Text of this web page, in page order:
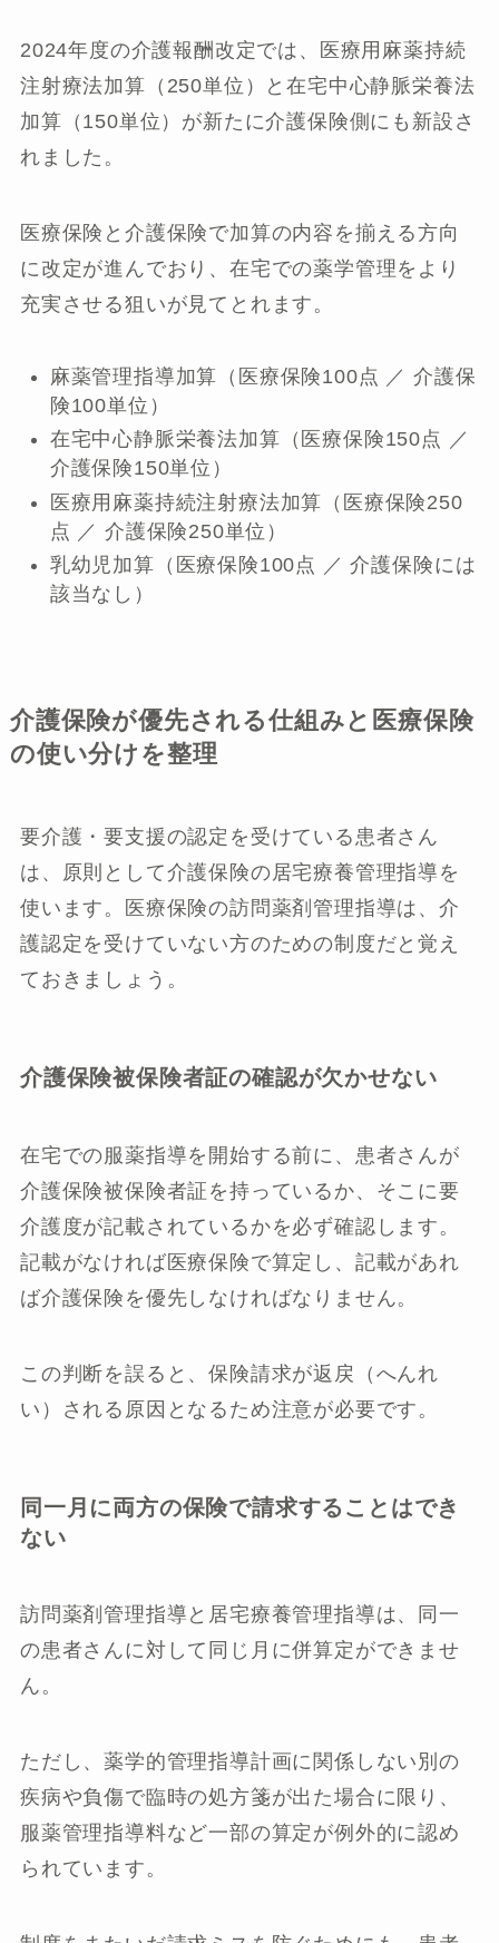
2024年度の介護報酬改定では、医療用麻薬持続
注射療法加算（250単位）と在宅中心静脈栄養法
加算（150単位）が新たに介護保険側にも新設さ
れました。
医療保険と介護保険で加算の内容を揃える方向
に改定が進んでおり、在宅での薬学管理をより
充実させる狙いが見てとれます。
麻薬管理指導加算（医療保険100点 ／ 介護保
険100単位）
在宅中心静脈栄養法加算（医療保険150点 ／
介護保険150単位）
医療用麻薬持続注射療法加算（医療保険250
点 ／ 介護保険250単位）
乳幼児加算（医療保険100点 ／ 介護保険には
該当なし）
介護保険が優先される仕組みと医療保険
の使い分けを整理
要介護・要支援の認定を受けている患者さん
は、原則として介護保険の居宅療養管理指導を
使います。医療保険の訪問薬剤管理指導は、介
護認定を受けていない方のための制度だと覚え
ておきましょう。
介護保険被保険者証の確認が欠かせない
在宅での服薬指導を開始する前に、患者さんが
介護保険被保険者証を持っているか、そこに要
介護度が記載されているかを必ず確認します。
記載がなければ医療保険で算定し、記載があれ
ば介護保険を優先しなければなりません。
この判断を誤ると、保険請求が返戻（へんれ
い）される原因となるため注意が必要です。
同一月に両方の保険で請求することはでき
ない
訪問薬剤管理指導と居宅療養管理指導は、同一
の患者さんに対して同じ月に併算定ができませ
ん。
ただし、薬学的管理指導計画に関係しない別の
疾病や負傷で臨時の処方箋が出た場合に限り、
服薬管理指導料など一部の算定が例外的に認め
られています。